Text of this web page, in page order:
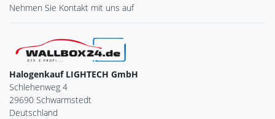
Nehmen Sie Kontakt mit uns auf
Halogenkauf LIGHTECH GmbH
Schlehenweg 4
29690 Schwarmstedt
Deutschland